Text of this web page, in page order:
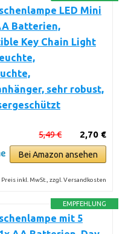
LED Mini
Batterien,
Key Chain Light
sehr robust,
2,70 €
5,49 €
Bei Amazon ansehen
Preis inkl. MwSt., zzgl. Versandkosten
EMPFEHLUNG
mit 5